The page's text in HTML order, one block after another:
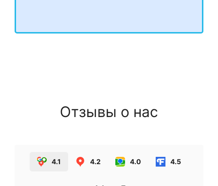
Отзывы о нас
4.1 4.2 4.0 4.5